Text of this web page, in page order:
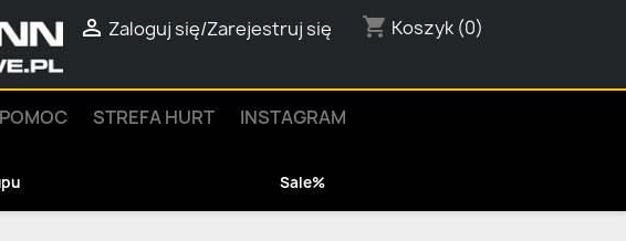
 Zaloguj się/Zarejestruj się shopping_cart Koszyk (0)
POMOC STREFA HURT INSTAGRAM
Sale%